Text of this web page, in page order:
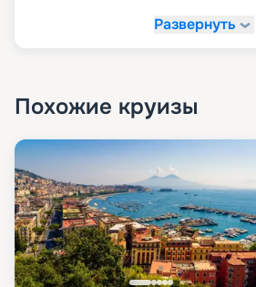
Развернуть
Похожие круизы